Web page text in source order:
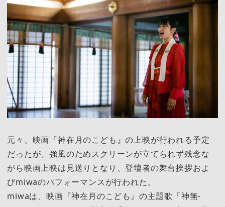
元々、映画『神在月のこども』の上映が行われる予定
だったが、強風のためスクリーンが立てられず残念な
がら映画上映は見送りとなり、登壇者の舞台挨拶およ
びmiwaのパフォーマンスが行われた。
miwaは、映画『神在⽉のこども』の主題歌「神無-